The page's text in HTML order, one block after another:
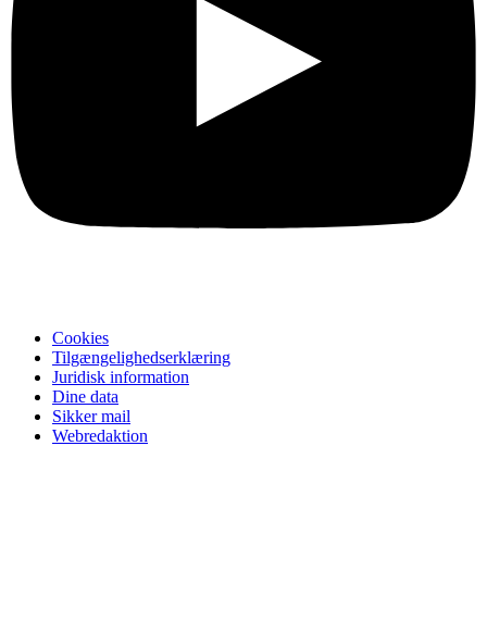
Cookies
Tilgængelighedserklæring
Juridisk information
Dine data
Sikker mail
Webredaktion